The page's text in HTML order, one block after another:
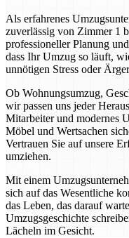
Als erfahrenes
zuverlässig von Zimmer 1
professioneller Planung
dass Ihr Umzug so läuft,
unnötigen Stress oder
Ob Wohnungsumzug,
wir passen uns jeder
Mitarbeiter und modernes
Möbel und Wertsachen
Vertrauen Sie auf unsere
umziehen.
Mit einem
sich auf das Wesentliche
das Leben, das darauf
Umzugsgeschichte
Lächeln im Gesicht.